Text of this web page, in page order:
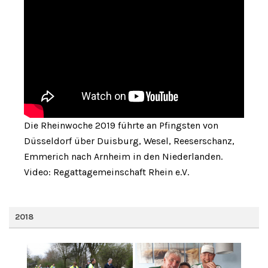
Die Rheinwoche 2019 führte an Pfingsten von
Düsseldorf über Duisburg, Wesel, Reeserschanz,
Emmerich nach Arnheim in den Niederlanden.
Video: Regattagemeinschaft Rhein e.V.
2018